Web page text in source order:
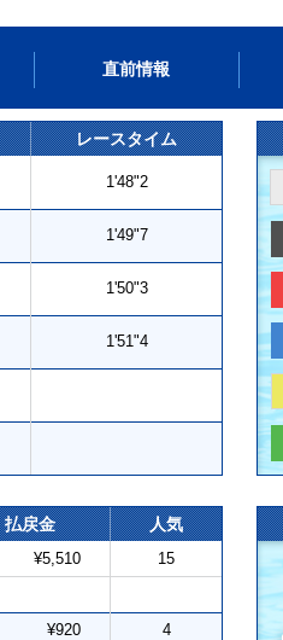
直前情報
レースタイム
1'48"2
1'49"7
1'50"3
1'51"4
払戻金 人気
¥5,510 15
¥920 4